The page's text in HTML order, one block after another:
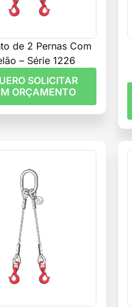
de 2 Pernas Com
– Série 1226
SOLICITAR
ORÇAMENTO